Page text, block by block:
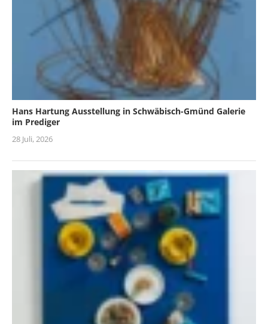
Hans Hartung Ausstellung in Schwäbisch-Gmünd Galerie
im Prediger
28 Juli, 2026